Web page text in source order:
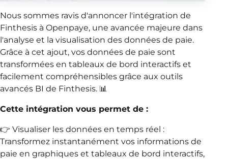
Nous sommes ravis d'annoncer l'intégration de
Finthesis à Openpaye, une avancée majeure dans
l'analyse et la visualisation des données de paie.
Grâce à cet ajout, vos données de paie sont
transformées en tableaux de bord interactifs et
facilement compréhensibles grâce aux outils
avancés BI de Finthesis. 📊
Cette intégration vous permet de :
👉 Visualiser les données en temps réel :
Transformez instantanément vos informations de
paie en graphiques et tableaux de bord interactifs,